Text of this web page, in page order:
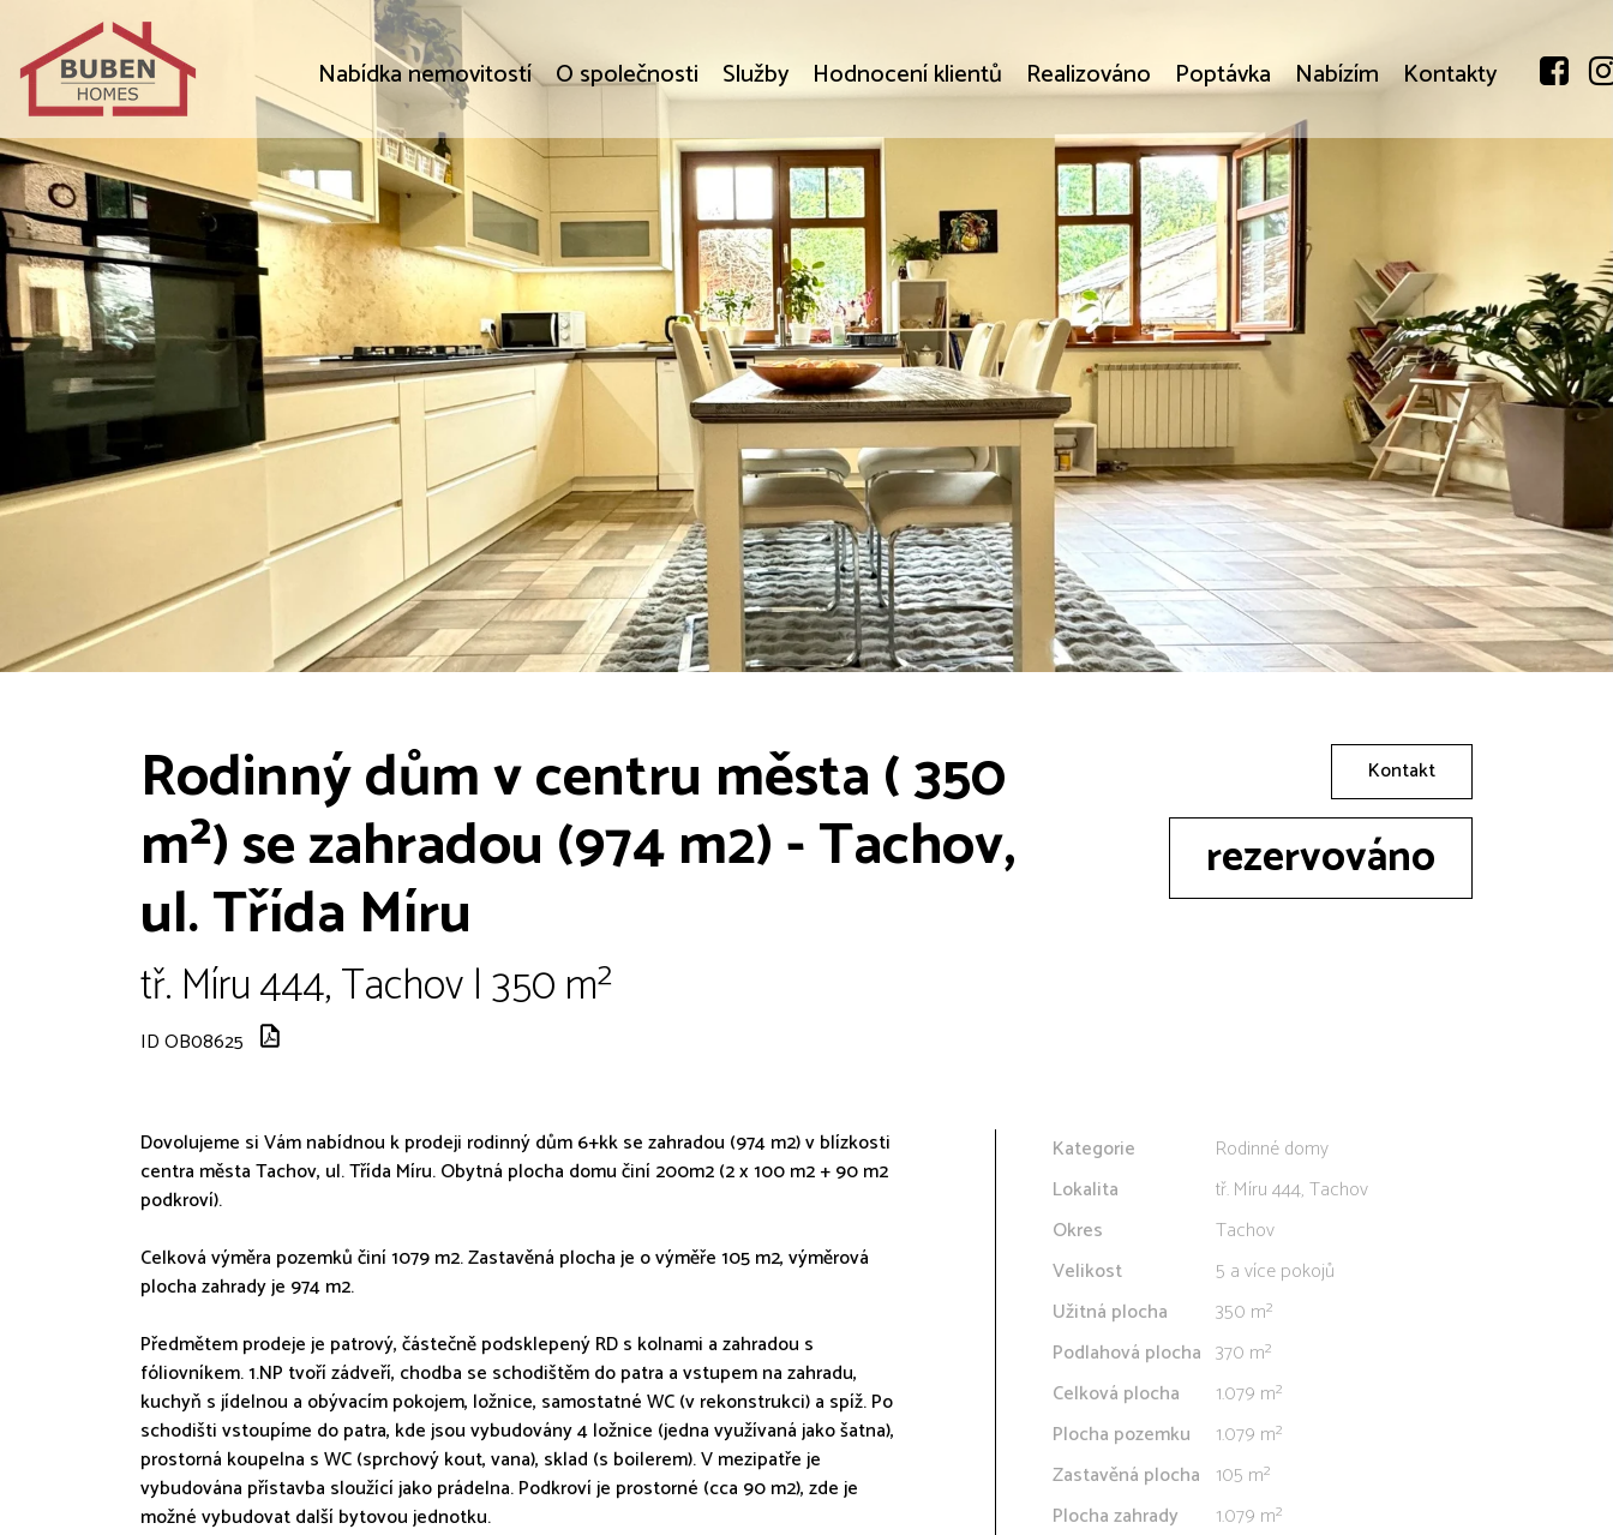
Nabídka nemovitostí O společnosti Služby Hodnocení klientů Realizováno Poptávka Nabízím Kontakty
Rodinný dům v centru města ( 350
m²) se zahradou (974 m2) - Tachov,
ul. Třída Míru
tř. Míru 444, Tachov | 350 m²
ID OB08625
Kontakt
rezervováno
Dovolujeme si Vám nabídnou k prodeji rodinný dům 6+kk se zahradou (974 m2) v blízkosti
centra města Tachov, ul. Třída Míru. Obytná plocha domu činí 200m2 (2 x 100 m2 + 90 m2
podkroví).
Celková výměra pozemků činí 1079 m2. Zastavěná plocha je o výměře 105 m2, výměrová
plocha zahrady je 974 m2.
Předmětem prodeje je patrový, částečně podsklepený RD s kolnami a zahradou s
fóliovníkem. 1.NP tvoří zádveří, chodba se schodištěm do patra a vstupem na zahradu,
kuchyň s jídelnou a obývacím pokojem, ložnice, samostatné WC (v rekonstrukci) a spíž. Po
schodišti vstoupíme do patra, kde jsou vybudovány 4 ložnice (jedna využívaná jako šatna),
prostorná koupelna s WC (sprchový kout, vana), sklad (s boilerem). V mezipatře je
vybudována přístavba sloužící jako prádelna. Podkroví je prostorné (cca 90 m2), zde je
možné vybudovat další bytovou jednotku.
Kategorie
Rodinné domy
Lokalita
tř. Míru 444, Tachov
Okres
Tachov
Velikost
5 a více pokojů
Užitná plocha
350 m²
Podlahová plocha 370 m²
Celková plocha
1.079 m²
Plocha pozemku
1.079 m²
Zastavěná plocha 105 m²
Plocha zahrady
1.079 m²